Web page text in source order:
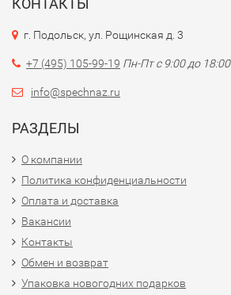
КОНТАКТЫ
г. Подольск, ул. Рощинская д. 3
+7 (495) 105-99-19 Пн-Пт с 9:00 до 18:00
info@spechnaz.ru
РАЗДЕЛЫ
О компании
Политика конфиденциальности
Оплата и доставка
Вакансии
Контакты
Обмен и возврат
Упаковка новогодних подарков